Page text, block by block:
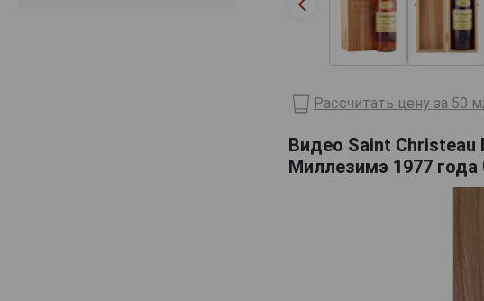
Рассчитать цену за 50
Видео Saint Christeau
Миллезимэ 1977 года